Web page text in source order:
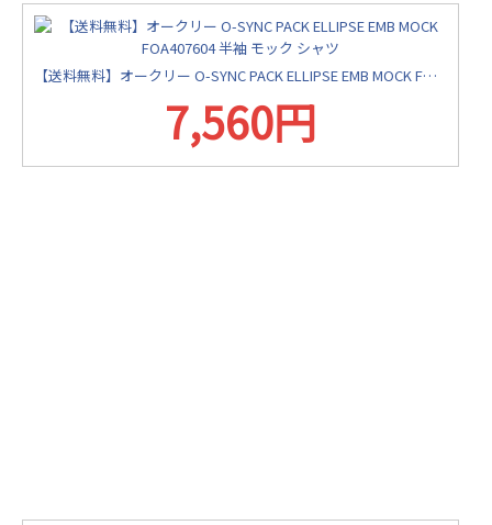
【送料無料】オークリー O-SYNC PACK ELLIPSE EMB MOCK FOA407604 半袖 モック シャツ
7,560円